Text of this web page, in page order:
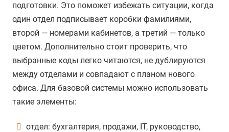
подготовки. Это поможет избежать ситуации, когда
один отдел подписывает коробки фамилиями,
второй — номерами кабинетов, а третий — только
цветом. Дополнительно стоит проверить, что
выбранные коды легко читаются, не дублируются
между отделами и совпадают с планом нового
офиса. Для базовой системы можно использовать
такие элементы:
отдел: бухгалтерия, продажи, IT, руководство,